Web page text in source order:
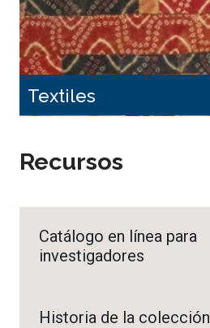
Textiles
Recursos
Catálogo en línea para
investigadores
Historia de la colección